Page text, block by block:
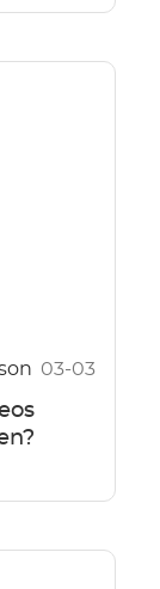
03-03